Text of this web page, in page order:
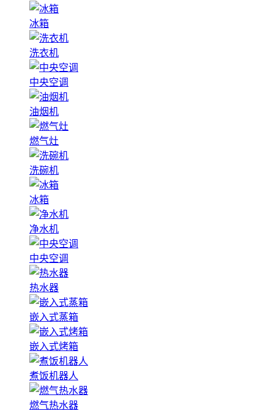
冰箱
洗衣机
中央空调
油烟机
燃气灶
洗碗机
冰箱
净水机
中央空调
热水器
嵌入式蒸箱
嵌入式烤箱
煮饭机器人
燃气热水器